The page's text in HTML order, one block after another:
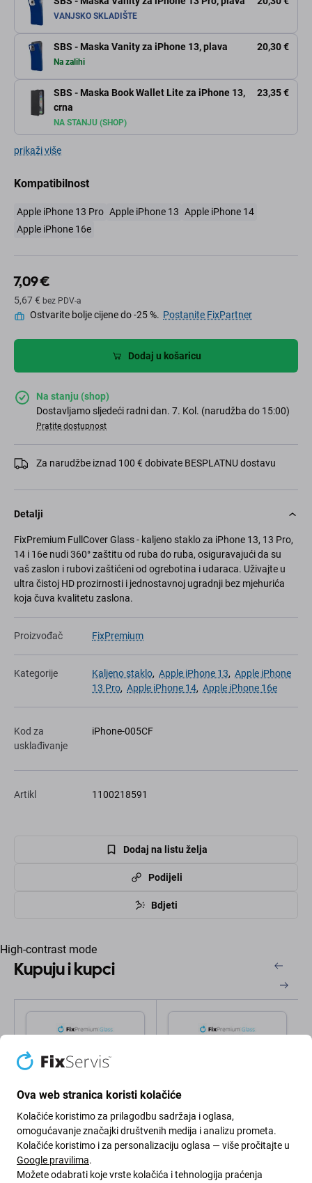
VANJSKO SKLADIŠTE
SBS - Maska Vanity za iPhone 13, plava 20,30 €
Na zalihi
SBS - Maska Book Wallet Lite za iPhone 13,
crna
23,35 €
NA STANJU (SHOP)
prikaži više
Kompatibilnost
Apple iPhone 13 Pro Apple iPhone 13 Apple iPhone 14
Apple iPhone 16e
7,09 €
5,67 € bez PDV-a
Ostvarite bolje cijene do -25 %. Postanite FixPartner
Dodaj u košaricu
Na stanju (shop)
Dostavljamo sljedeći radni dan. 7. Kol. (narudžba do 15:00)
Pratite dostupnost
Za narudžbe iznad 100 € dobivate BESPLATNU dostavu
Detalji
FixPremium FullCover Glass - kaljeno staklo za iPhone 13, 13 Pro,
14 i 16e nudi 360° zaštitu od ruba do ruba, osiguravajući da su
vaš zaslon i rubovi zaštićeni od ogrebotina i udaraca. Uživajte u
ultra čistoj HD prozirnosti i jednostavnoj ugradnji bez mjehurića
koja čuva kvalitetu zaslona.
Proizvođač FixPremium
Kategorije Kaljeno staklo, Apple iPhone 13, Apple iPhone
13 Pro, Apple iPhone 14, Apple iPhone 16e
Kod za
usklađivanje
iPhone-005CF
Artikl 1100218591
Dodaj na listu želja
Podijeli
Bdjeti
High-contrast mode
Kupuju i kupci
FixPremium
FixPremium Glass -
Kaljeno Staklo za iPhone
13, 13 Pro, 14 i 16e
FixPremium
FixPremium FullCover
iPhone 13, 13 Pro, 14 i
Ova web stranica koristi kolačiće
Kolačiće koristimo za prilagodbu sadržaja i oglasa,
omogućavanje značajki društvenih medija i analizu prometa.
Kolačiće koristimo i za personalizaciju oglasa — više pročitajte u
Google pravilima.
Možete odabrati koje vrste kolačića i tehnologija praćenja